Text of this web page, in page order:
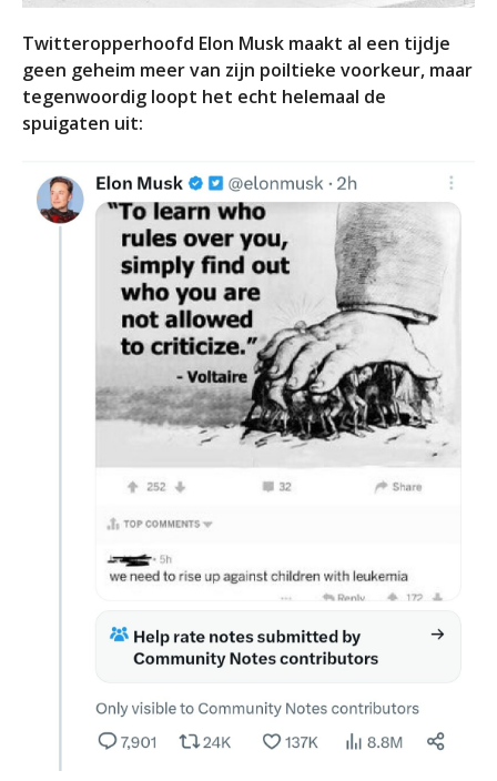
Twitteropperhoofd Elon Musk maakt al een tijdje
geen geheim meer van zijn poiltieke voorkeur, maar
tegenwoordig loopt het echt helemaal de
spuigaten uit: